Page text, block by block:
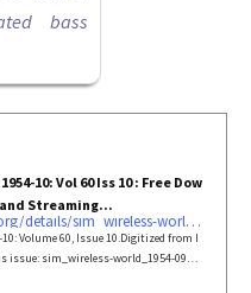
bass
Streaming...
https://archive.org/details/sim_wireless-world_1954-10_60_10/page/n149/mode/2up
Volume 60, Issue 10.Digitized from I
issue: sim_wireless-world_1954-09_6